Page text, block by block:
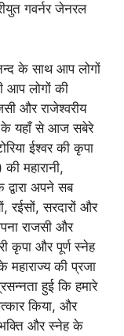
गवर्नर जेनरल
के साथ आप लोगों
आप लोगों की
और राजेश्वरीय
के यहाँ से आज सबेरे
ईश्वर की कृपा
महारानी,
द्वारा अपने सब
रईसों, सरदारों और
राजसी और
कृपा और पूर्ण स्नेह
महाराज्य की प्रजा
हुई कि हमारे
किया, और
और स्नेह के